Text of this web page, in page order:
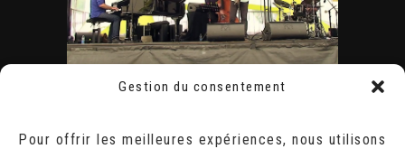
Gestion du consentement
Pour offrir les meilleures expériences, nous utilisons
ÉVÈNEMENTS
AOÛT 2026